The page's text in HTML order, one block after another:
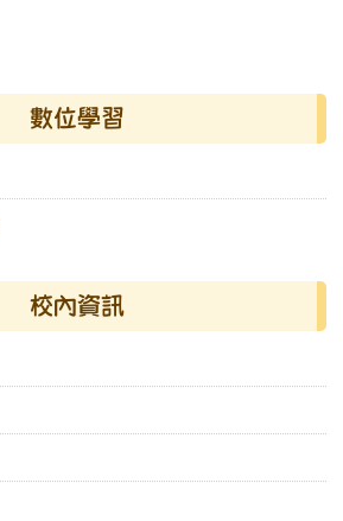
數位學習
校內資訊